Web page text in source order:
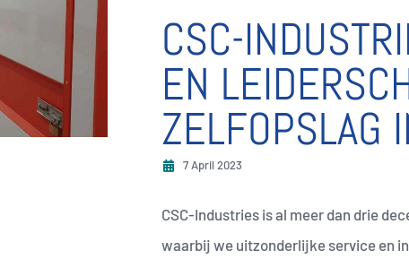
CSC-
EN
ZELFOPSLAG
7 April 2023
CSC-Industries is al meer dan drie
waarbij we uitzonderlijke service en